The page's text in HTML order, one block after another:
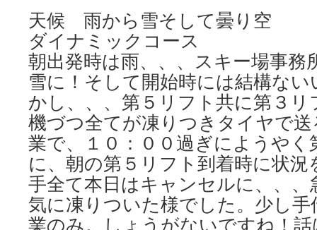
ッ
プ
天候 雨から雪そして曇り空
ダイナミックコース
朝出発時は雨、、、スキー場事務
雪に！そして開始時には結構な
かし、、、第５リフト共に第３
機づつ全てが凍りつきタイヤで
業で、１０：００過ぎにようやく
に、朝の第５リフト到着時に状況
手全て本日はキャンセルに、、、
気に凍りついた様でした。少し
業のみ。しょうがないですね！